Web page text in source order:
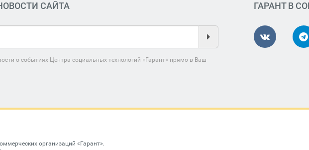
САЙТА
о событиях Центра социальных технологий «Гарант» прямо в Ваш
ГАРАНТ В
организаций «Гарант».